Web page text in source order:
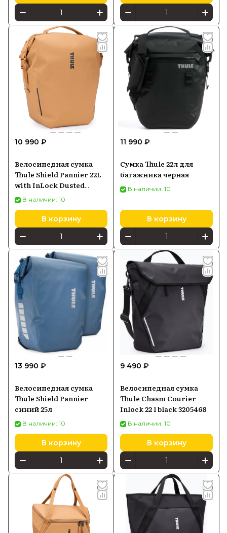
10 990 ₽
Велосипедная сумка
Thule Shield Pannier 22L
with InLock Dusted
Orange 3205478
В наличии: 10
В корзину
11 990 ₽
Сумка Thule 22л для
багажника черная
В наличии: 10
В корзину
13 990 ₽
Велосипедная сумка
Thule Shield Pannier
синий 25л
В наличии: 10
В корзину
9 490 ₽
Велосипедная сумка
Thule Chasm Courier
Inlock 22 l black 3205468
В наличии: 10
В корзину